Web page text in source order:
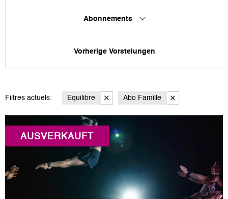
Abonnements
Vorherige Vorstelungen
Filtres actuels: Equilibre Abo Famille
AUSVERKAUFT